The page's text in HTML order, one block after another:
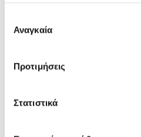
των υπηρεσιών τους.
συγκατάθεσης
Αναγκαία
Προτιμήσεις
Στατιστικά